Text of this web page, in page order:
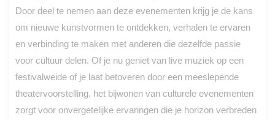
Door deel te nemen aan deze evenementen krijg je de kans
om nieuwe kunstvormen te ontdekken, verhalen te ervaren
en verbinding te maken met anderen die dezelfde passie
voor cultuur delen. Of je nu geniet van live muziek op een
festivalweide of je laat betoveren door een meeslepende
theatervoorstelling, het bijwonen van culturele evenementen
zorgt voor onvergetelijke ervaringen die je horizon verbreden